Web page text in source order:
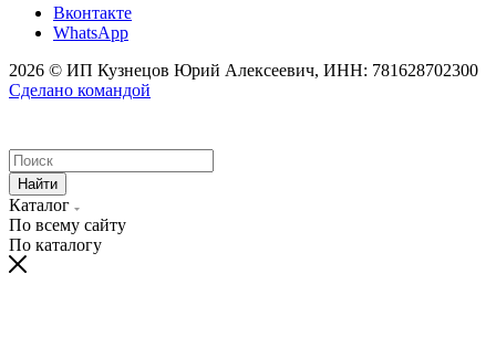
Вконтакте
WhatsApp
2026 © ИП Кузнецов Юрий Алексеевич, ИНН: 781628702300
Сделано командой
Найти
Каталог
По всему сайту
По каталогу